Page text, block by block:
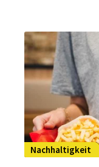
damit zu tun?
Nachhaltigkeit